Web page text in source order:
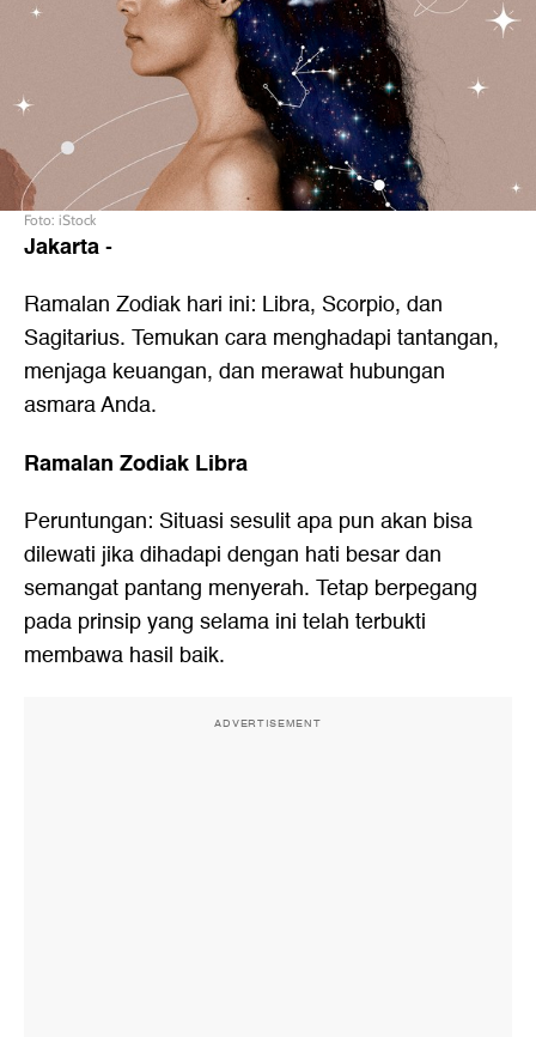
Foto: iStock
Jakarta-
Ramalan Zodiak hari ini: Libra, Scorpio, dan
Sagitarius. Temukan cara menghadapi tantangan,
menjaga keuangan, dan merawat hubungan
asmara Anda.
Ramalan Zodiak Libra
Peruntungan: Situasi sesulit apa pun akan bisa
dilewati jika dihadapi dengan hati besar dan
semangat pantang menyerah. Tetap berpegang
pada prinsip yang selama ini telah terbukti
membawa hasil baik.
ADVERTISEMENT